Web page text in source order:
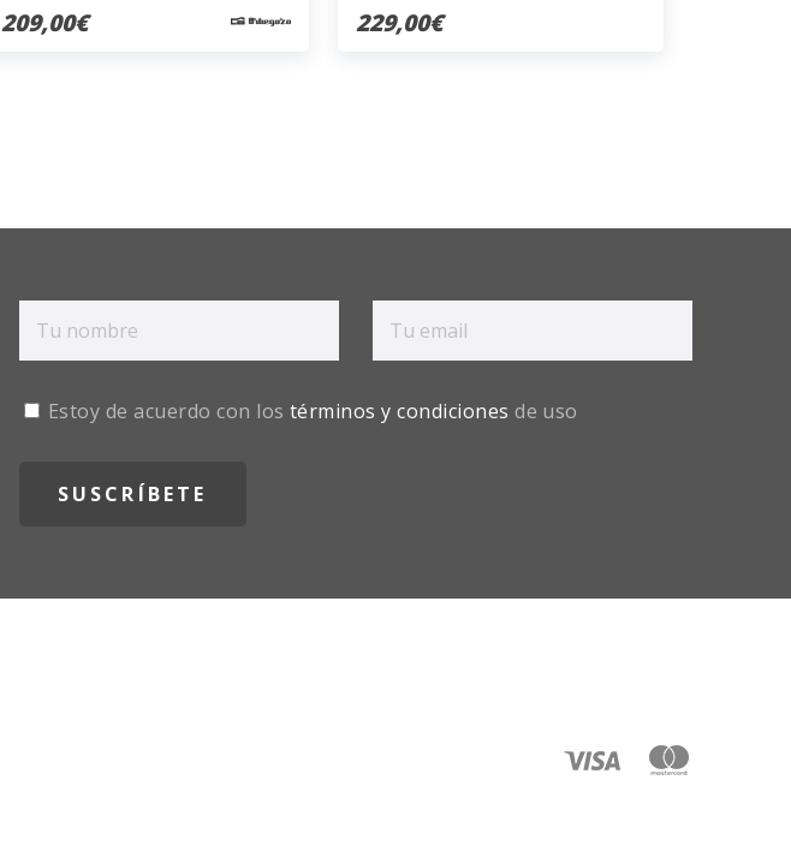
209,00€ 229,00€
Estoy de acuerdo con los términos y condiciones de uso